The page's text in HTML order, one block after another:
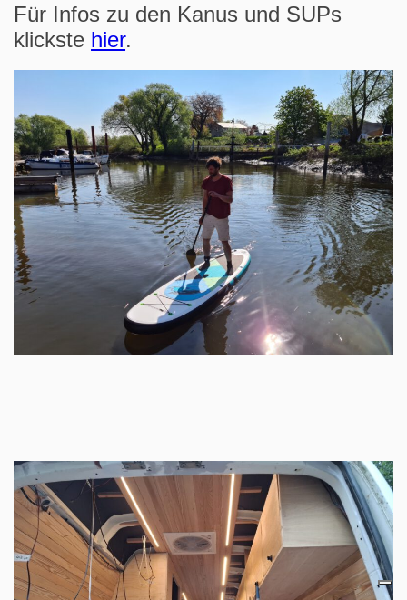
Für Infos zu den Kanus und SUPs
klickste hier.